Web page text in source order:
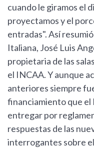
cuando le giramos el
proyectamos y el
entradas". Así
Italiana, José Luis
propietaria de las
el INCAA. Y aunque
anteriores siempre
financiamiento que
entregar por
respuestas de las
interrogantes sobre